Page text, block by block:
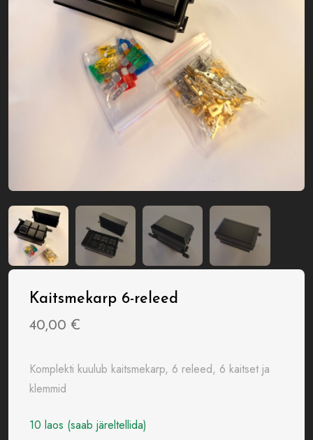
Kaitsmekarp 6-releed
40,00 €
Komplekti kuulub kaitsmekarp, 6 releed, 6 kaitset ja
klemmid
10 laos (saab järeltellida)